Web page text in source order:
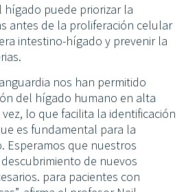
hígado puede priorizar la
antes de la proliferación celular
intestino-hígado y prevenir la
nos han permitido
del hígado humano en alta
lo que facilita la identificación
es fundamental para la
Esperamos que nuestros
de nuevos
para pacientes con